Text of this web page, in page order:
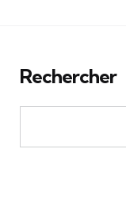
Rechercher